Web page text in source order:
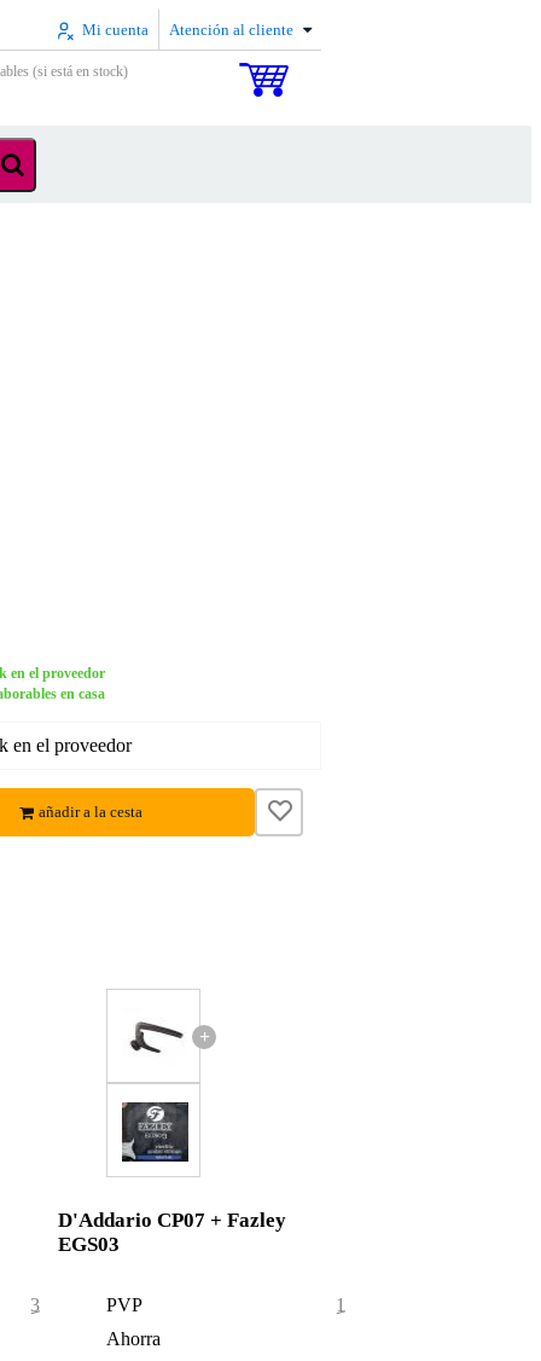
Mi cuenta Atención al cliente
(si está en stock)
en el proveedor
en casa
en el proveedor
añadir a la cesta
31,90 €
+
D'Addario CP07 + Fazley
EGS03
PVP
18,90 €
Ahorra